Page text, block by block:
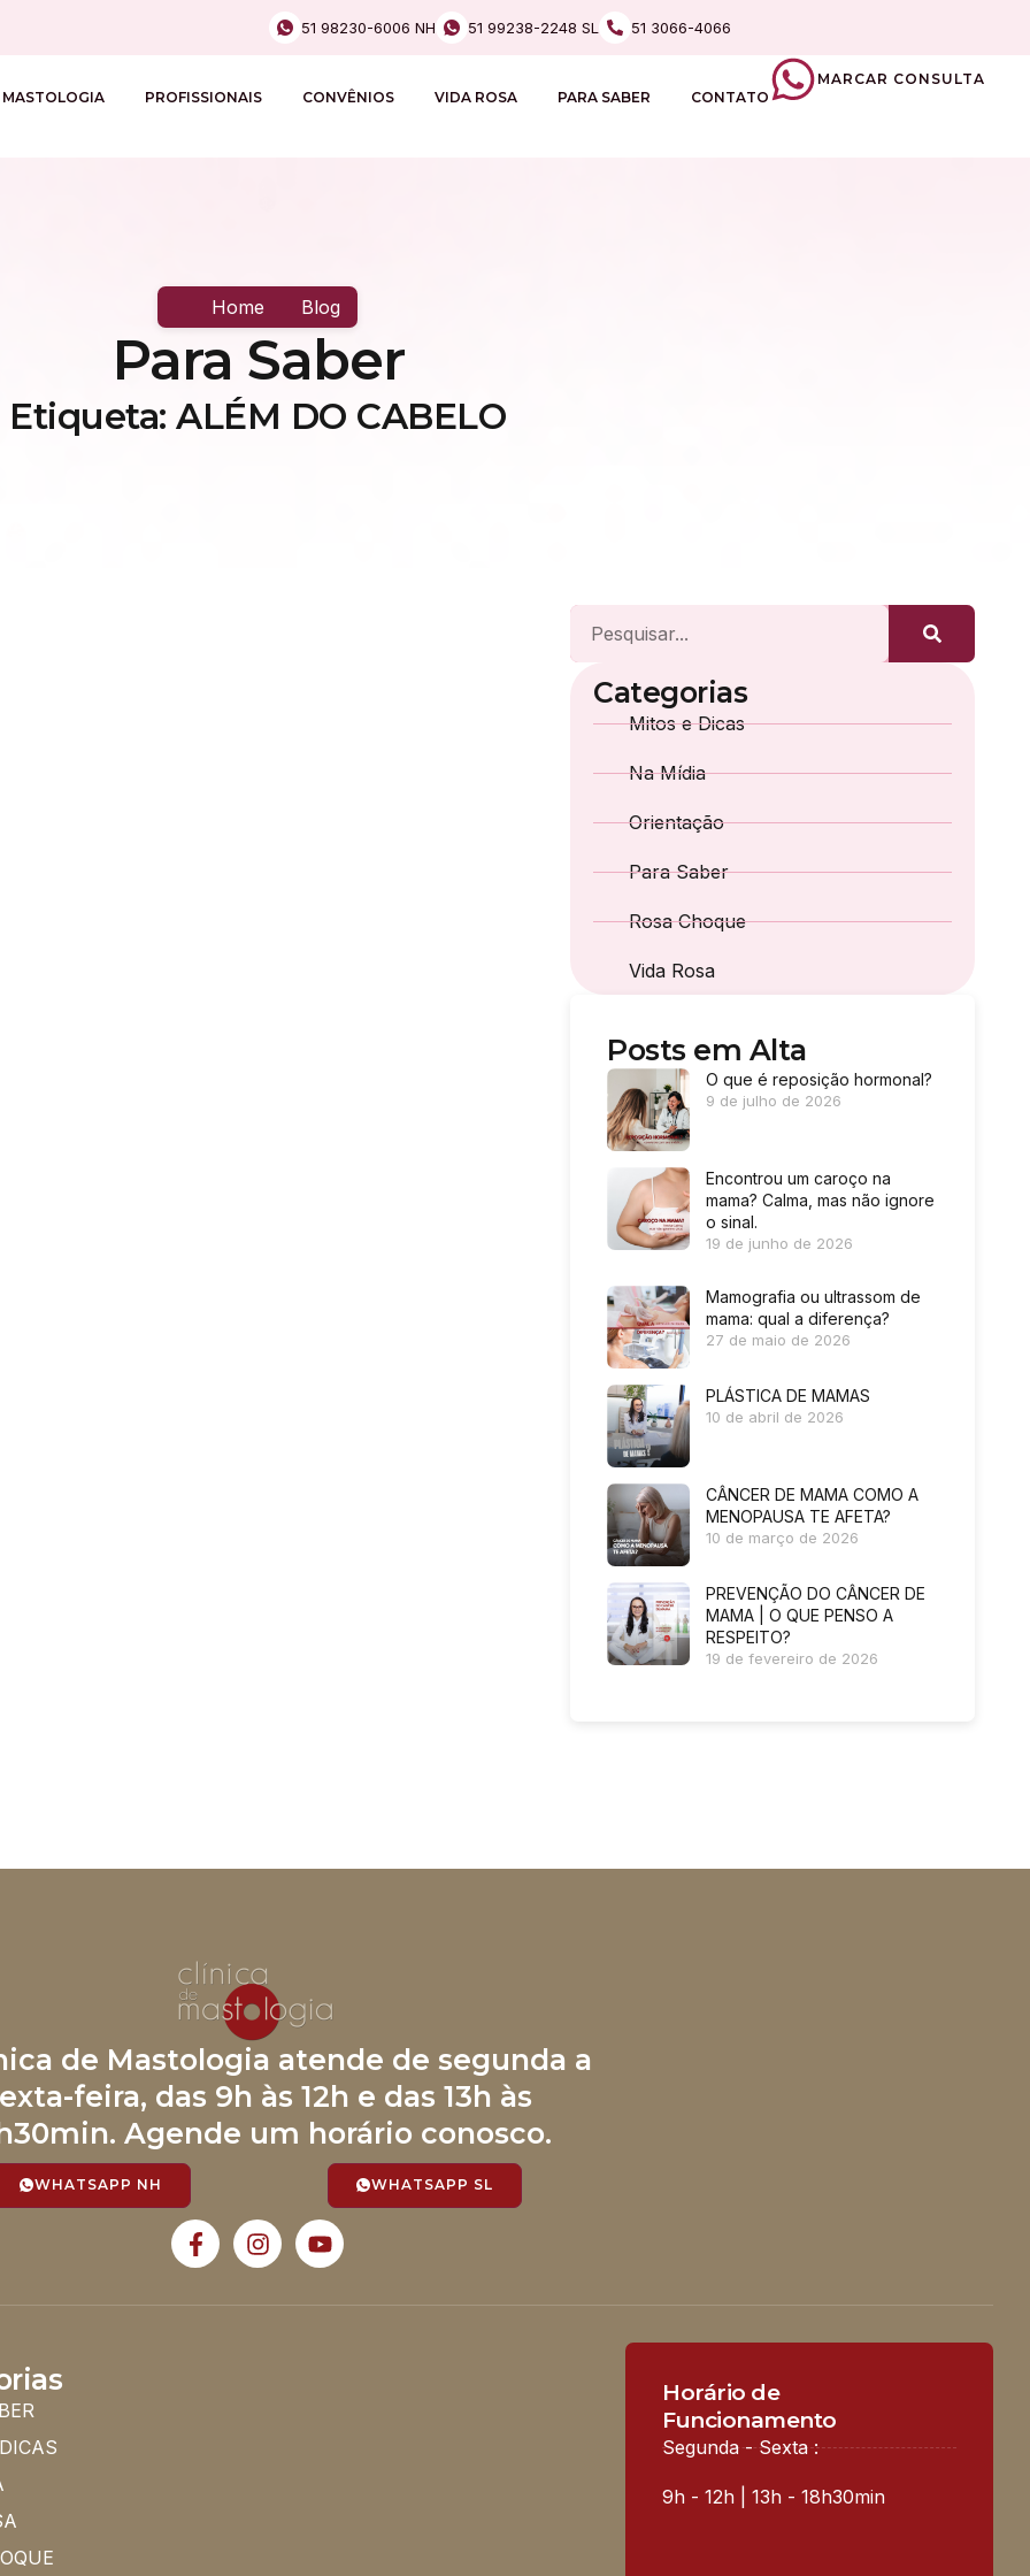
51 98230-6006 NH 51 99238-2248 SL 51 3066-4066
MASTOLOGIA PROFISSIONAIS CONVÊNIOS VIDA ROSA PARA SABER CONTATO
MARCAR CONSULTA
Home Blog
Para Saber
Etiqueta: ALÉM DO CABELO
Categorias
Mitos e Dicas
Na Mídia
Orientação
Para Saber
Rosa Choque
Vida Rosa
Posts em Alta
O que é reposição hormonal?
9 de julho de 2026
Encontrou um caroço na
mama? Calma, mas não ignore
o sinal.
19 de junho de 2026
Mamografia ou ultrassom de
mama: qual a diferença?
27 de maio de 2026
PLÁSTICA DE MAMAS
10 de abril de 2026
CÂNCER DE MAMA COMO A
MENOPAUSA TE AFETA?
10 de março de 2026
PREVENÇÃO DO CÂNCER DE
MAMA | O QUE PENSO A
RESPEITO?
19 de fevereiro de 2026
de Mastologia atende de segunda a
feira, das 9h às 12h e das 13h às
Agende um horário conosco.
WHATSAPP NH WHATSAPP SL
Horário de
Funcionamento
Segunda - Sexta :
9h - 12h | 13h - 18h30min